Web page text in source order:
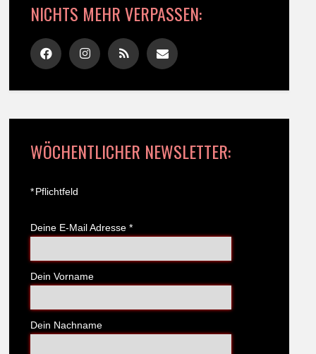
NICHTS MEHR VERPASSEN:
WÖCHENTLICHER NEWSLETTER:
*Pflichtfeld
Deine E-Mail Adresse *
Dein Vorname
Dein Nachname